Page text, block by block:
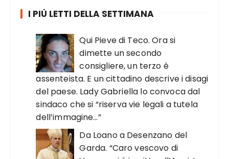
I PIÙ LETTI DELLA SETTIMANA
Qui Pieve di Teco. Ora si
dimette un secondo
consigliere, un terzo è
assenteista. E un cittadino descrive i disagi
del paese. Lady Gabriella lo convoca dal
sindaco che si “riserva vie legali a tutela
dell’immagine…”
Da Loano a Desenzano del
Garda. “Caro vescovo di